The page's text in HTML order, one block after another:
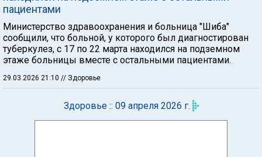
пациентами
Министерство здравоохранения и больница "Шиба"
сообщили, что больной, у которого был диагностирован
туберкулез, с 17 по 22 марта находился на подземном
этаже больницы вместе с остальными пациентами.
29.03.2026 21:10 // Здоровье
Здоровье :: 09 апреля 2026 г.